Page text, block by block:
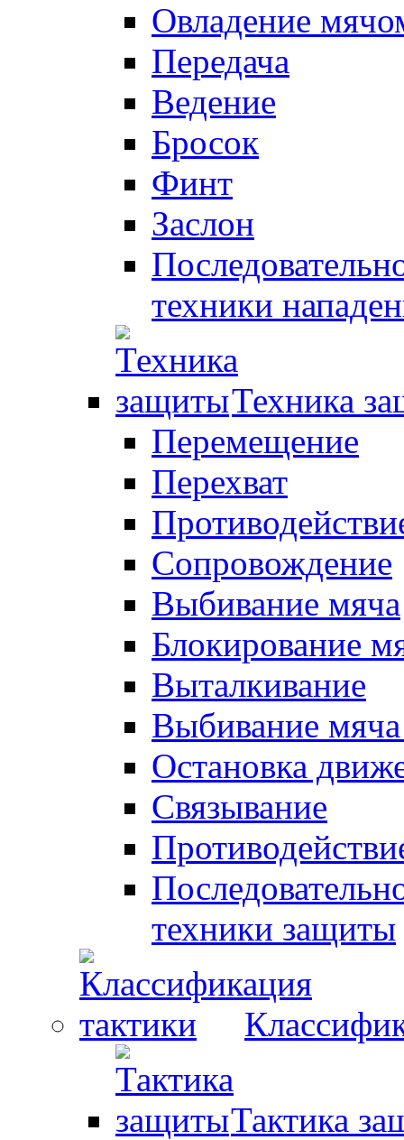
Овладение
Передача
Ведение
Бросок
Финт
Заслон
техники
Техника
Перемещение
Перехват
Сопровождение
Выбивание мяча
Блокирование
Выталкивание
Выбивание
Остановка
Связывание
техники защиты
Тактика